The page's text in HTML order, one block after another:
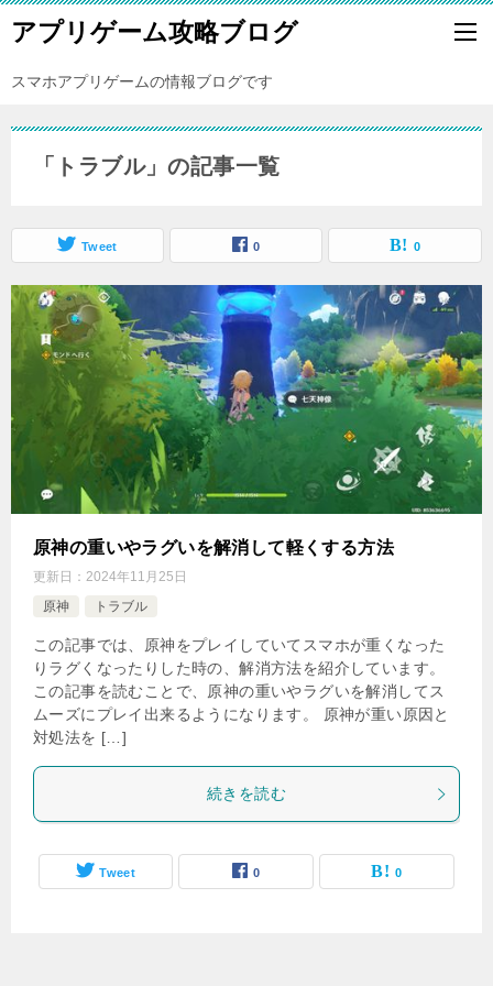
アプリゲーム攻略ブログ
スマホアプリゲームの情報ブログです
「トラブル」の記事一覧
Tweet 0 0
原神の重いやラグいを解消して軽くする方法
更新日： 2024年11月25日
原神
トラブル
この記事では、原神をプレイしていてスマホが重くなった
りラグくなったりした時の、解消方法を紹介しています。
この記事を読むことで、原神の重いやラグいを解消してス
ムーズにプレイ出来るようになります。 原神が重い原因と
対処法を […]
続きを読む
Tweet 0 0